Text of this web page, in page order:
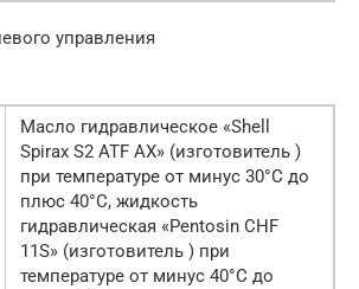
управления
Масло гидравлическое «Shell
Spirax S2 ATF AX» (изготовитель )
при температуре от минус 30°С до
плюс 40°С, жидкость
гидравлическая «Pentosin CHF
11S» (изготовитель ) при
температуре от минус 40°С до